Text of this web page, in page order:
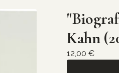
Kahn
12,00 €